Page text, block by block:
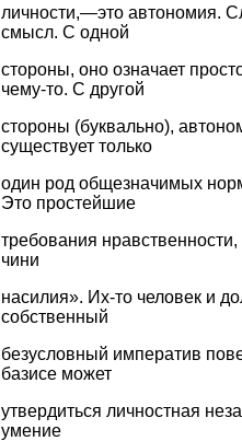
личности,—это автономия.
смысл. С одной
стороны, оно означает
чему-то. С другой
стороны (буквально),
существует только
один род общезначимых
Это простейшие
требования
чини
насилия». Их-то человек и
собственный
безусловный императив
базисе может
утвердиться личностная
умение